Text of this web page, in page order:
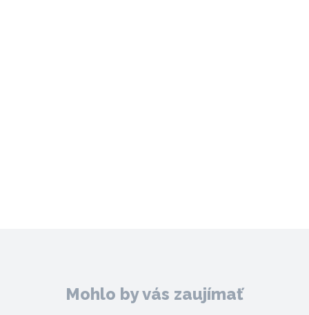
Mohlo by vás zaujímať